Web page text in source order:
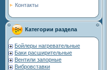
Контакты
Категории раздела
Бойлеры нагревательные
Баки расширительные
Вентили запорные
Вибровставки